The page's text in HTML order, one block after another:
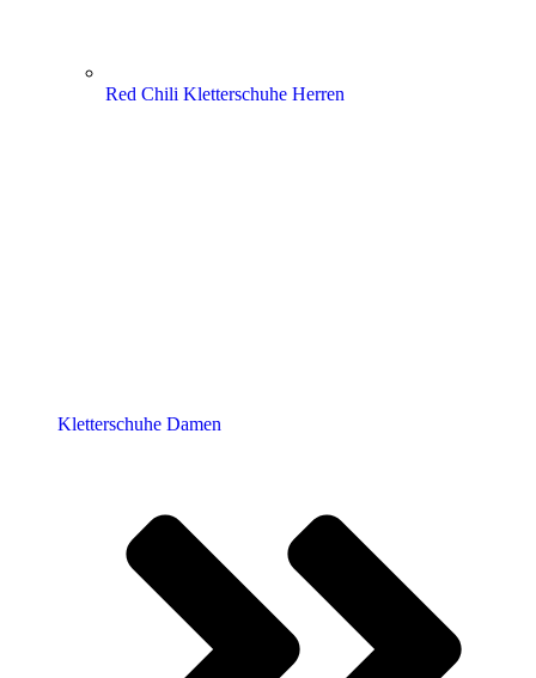
Red Chili Kletterschuhe Herren
Kletterschuhe Damen